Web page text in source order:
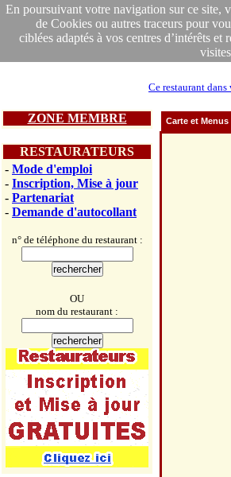
En poursuivant votre navigation sur ce site,
de Cookies ou autres traceurs pour
ciblées adaptés à vos centres d’intérêts et
Ce restaurant
ZONE MEMBRE
RESTAURATEURS
- Mode d'emploi
- Inscription, Mise à jour
- Partenariat
- Demande d'autocollant
n° de téléphone du restaurant :
OU
nom du restaurant :
Carte et Menus